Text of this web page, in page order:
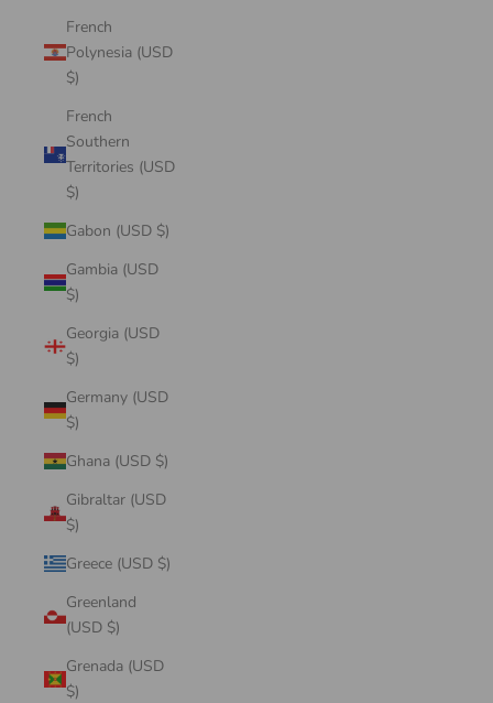
French
Polynesia (USD
$)
French
Southern
Territories (USD
$)
Gabon (USD $)
Gambia (USD
$)
Georgia (USD
$)
Germany (USD
$)
Ghana (USD $)
Gibraltar (USD
$)
Greece (USD $)
Greenland
(USD $)
Grenada (USD
$)